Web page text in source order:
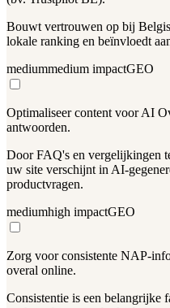
Bouwt vertrouwen op bij
lokale ranking en beïnvloedt
mediummedium impactGEO
Optimaliseer content voor AI
antwoorden.
Door FAQ's en vergelijkingen
uw site verschijnt in AI-
productvragen.
mediumhigh impactGEO
Zorg voor consistente NAP-
overal online.
Consistentie is een belangrijke